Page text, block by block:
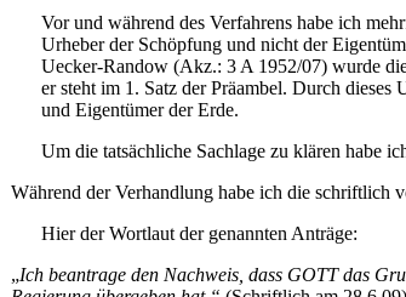
Vor und während des Verfahrens habe ich
Urheber der Schöpfung und nicht der
Uecker-Randow (Akz.: 3 A 1952/07) wurde
er steht im 1. Satz der Präambel. Durch
und Eigentümer der Erde.
Um die tatsächliche Sachlage zu klären habe
Während der Verhandlung habe ich die schriftlich
Hier der Wortlaut der genannten Anträge:
„Ich beantrage den Nachweis, dass GOTT das